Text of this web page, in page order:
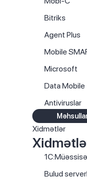
Bitriks
Agent Plus
Mobile
Microsoft
Data Mobile
Antiviruslar
Xidmətlər
Bulud